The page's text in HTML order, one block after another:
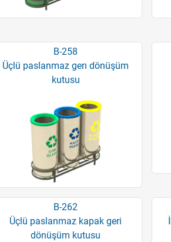
B-258
Üçlü paslanmaz gerı dönüşüm
kutusu
B-262
Üçlü paslanmaz kapak geri
dönüşüm kutusu